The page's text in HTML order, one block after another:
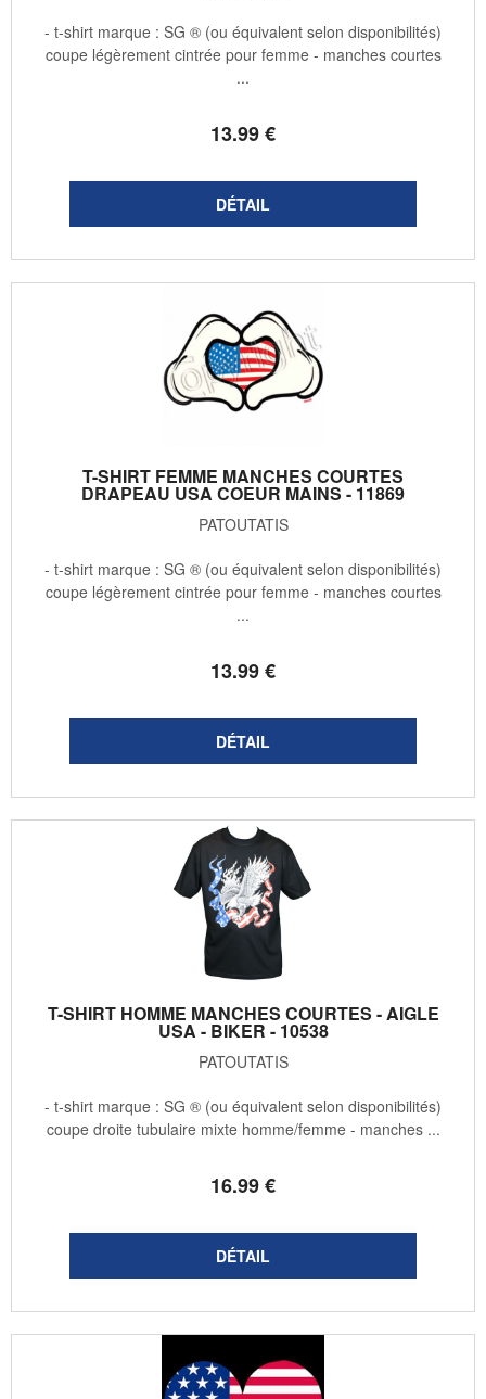
13.99€
- t-shirt marque : SG ® (ou équivalent selon disponibilités)
coupe légèrement cintrée pour femme - manches courtes
...
T-SHIRT FEMME MANCHES COURTES
DRAPEAU USA COEUR MAINS - 11869
PATOUTATIS
13.99€
- t-shirt marque : SG ® (ou équivalent selon disponibilités)
coupe légèrement cintrée pour femme - manches courtes
...
T-SHIRT HOMME MANCHES COURTES - AIGLE
USA - BIKER - 10538
PATOUTATIS
16.99€
- t-shirt marque : SG ® (ou équivalent selon disponibilités)
coupe droite tubulaire mixte homme/femme - manches ...